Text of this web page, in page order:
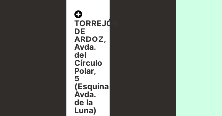
TORREJÓN
DE
ARDOZ,
Avda.
del
Círculo
Polar,
5
(Esquina
Avda.
de la
Luna)